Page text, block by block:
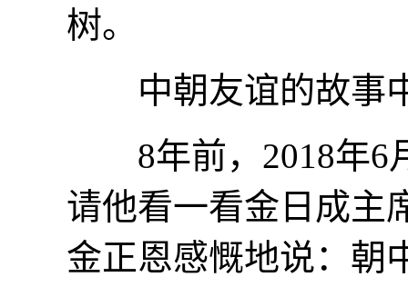
树。
中朝友谊的故事
8年前，2018年6
请他看一看金日成主
金正恩感慨地说：朝